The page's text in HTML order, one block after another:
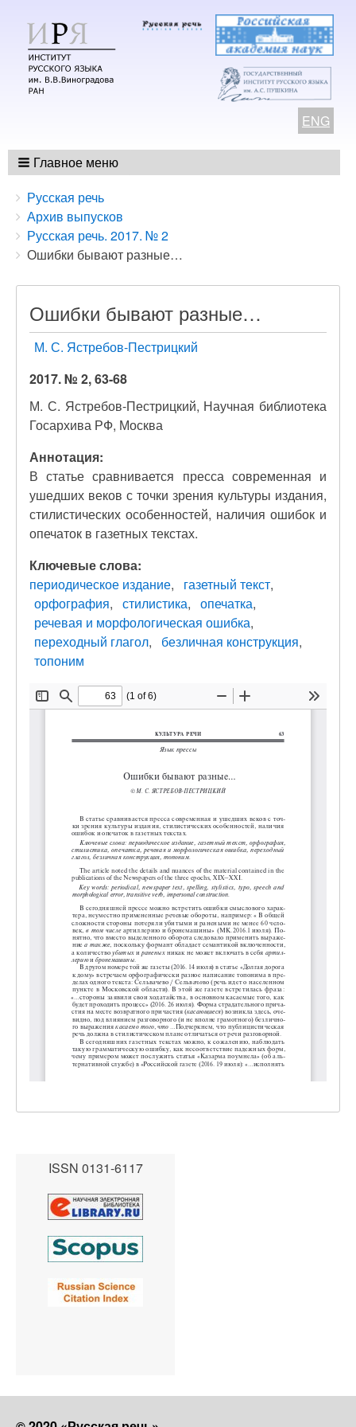
ENG
Главное меню
Breadcrumbs
You
are
here:
Русская речь
Архив выпусков
Русская речь. 2017. № 2
Ошибки бывают разные…
Ошибки бывают разные…
М. С. Ястребов-Пестрицкий
2017. № 2, 63-68
М. С. Ястребов-Пестрицкий, Научная библиотека
Госархива РФ, Москва
Аннотация:
В статье сравнивается пресса современная и
ушедших веков с точки зрения культуры издания,
стилистических особенностей, наличия ошибок и
опечаток в газетных текстах.
Ключевые слова:
периодическое издание
газетный текст
орфография
стилистика
опечатка
речевая и морфологическая ошибка
переходный глагол
безличная конструкция
топоним
ISSN 0131-6117